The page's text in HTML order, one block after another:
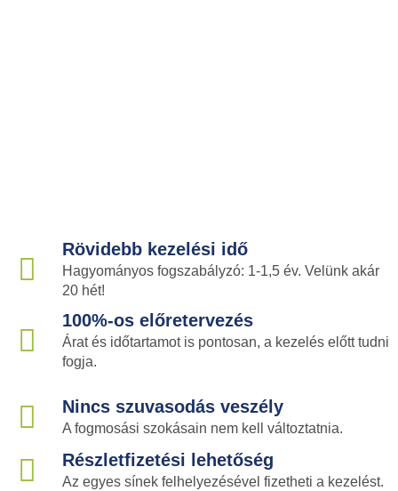
Rövidebb kezelési idő
Hagyományos fogszabályzó: 1-1,5 év. Velünk akár
20 hét!
100%-os előretervezés
Árat és időtartamot is pontosan, a kezelés előtt tudni
fogja.
Nincs szuvasodás veszély
A fogmosási szokásain nem kell változtatnia.
Részletfizetési lehetőség
Az egyes sínek felhelyezésével fizetheti a kezelést.